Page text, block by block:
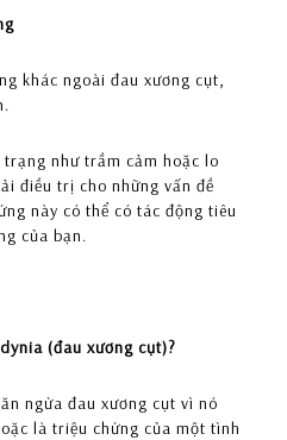
khác ngoài đau xương cụt,
như trầm cảm hoặc lo
điều trị cho những vấn đề
này có thể có tác động tiêu
của bạn.
(đau xương cụt)?
ngừa đau xương cụt vì nó
là triệu chứng của một tình